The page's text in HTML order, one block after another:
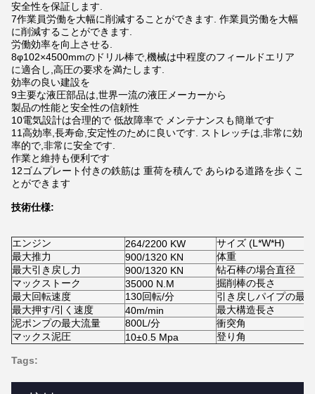
安全性を保証します.
7作業員労働を大幅に削減することができます. 作業員労働を大幅
に削減することができます.
労働効率を向上させる.
8φ102×4500mmのドリル棒で,機械は中程度のフィールドエリア
に適合し,高圧の要求を満たします.
効率の良い建設を
9主要な液圧部品は,世界一流の液圧メーカーから
製品の性能と安全性の信頼性
10電気設計は合理的で 低故障率で メンテナンスも簡単です
11高効率,長寿命,安定性のために良いです. ストレッチは,非常に効
率的で,非常に安全です.
作業と維持も便利です
12ゴムプレート付きの鉄筋は 重荷を積んで あらゆる道路を歩くこ
とができます
技術仕様:
エンジン 264/2200 KW
サイズ (L*W*H)
最大推力
900/1320 KN
体重
最大引き戻し力
900/1320 KN
钻石棒の場合直径
マックストーク
35000 N.M
掘削棒の長さ
最大回転速度
130回転/分
引き戻しパイプの最
最大押す/引く速度
40m/min
最大構造長さ
泥ポンプの最大流量
800L/分
衝突角
マックス泥圧
10±0.5 Mpa 登り角
Tags: